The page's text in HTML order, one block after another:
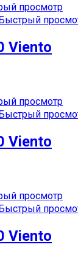
просмотр
Viento
просмотр
Viento
просмотр
Viento